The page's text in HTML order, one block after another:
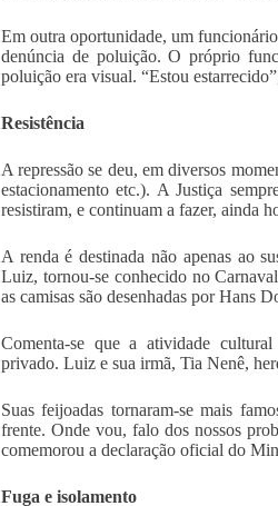
Em outra oportunidade, um
denúncia de poluição. O próprio
poluição era visual. “Estou
Resistência
A repressão se deu, em diversos
estacionamento etc.). A Justiça
resistiram, e continuam a fazer, ainda
A renda é destinada não apenas ao
Luiz, tornou-se conhecido no
as camisas são desenhadas por Hans
Comenta-se que a atividade
privado. Luiz e sua irmã, Tia Nenê,
Suas feijoadas tornaram-se mais
frente. Onde vou, falo dos nossos
comemorou a declaração oficial do
Fuga e isolamento